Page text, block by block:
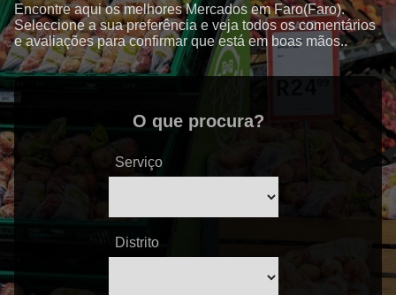
Encontre aqui os melhores Mercados em Faro(Faro).
Seleccione a sua preferência e veja todos os comentários
e avaliações para confirmar que está em boas mãos..
O que procura?
Serviço
Distrito